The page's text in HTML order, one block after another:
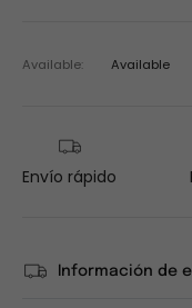
Available: Available
Envío rápido
Información de